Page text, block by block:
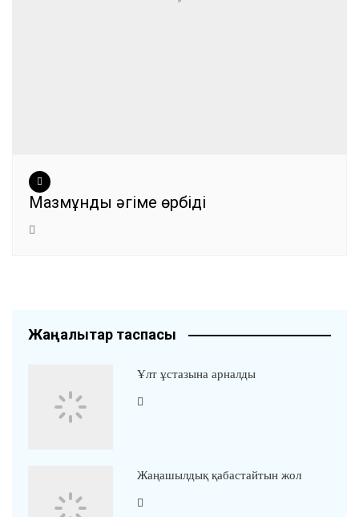
Мазмұнды әңгіме өрбіді
Жаңалықтар таспасы
Ұлт ұстазына арналды
Жаңашылдық қабастайтын жол